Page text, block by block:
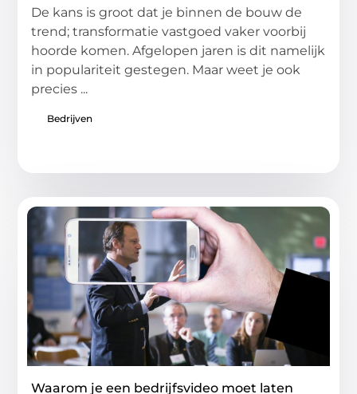
De kans is groot dat je binnen de bouw de
trend; transformatie vastgoed vaker voorbij
hoorde komen. Afgelopen jaren is dit namelijk
in populariteit gestegen. Maar weet je ook
precies ...
Bedrijven
Waarom je een bedrijfsvideo moet laten